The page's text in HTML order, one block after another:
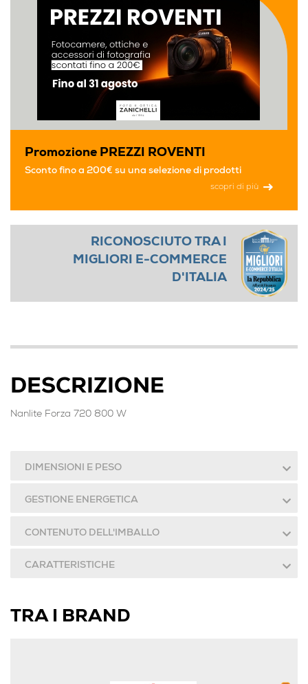
Promozione PREZZI ROVENTI
Sconto fino a 200€ su una selezione di prodotti
scopri di più
RICONOSCIUTO TRA I
MIGLIORI E-COMMERCE
D'ITALIA
DESCRIZIONE
Nanlite Forza 720 800 W
DIMENSIONI E PESO
GESTIONE ENERGETICA
CONTENUTO DELL'IMBALLO
CARATTERISTICHE
TRA I BRAND